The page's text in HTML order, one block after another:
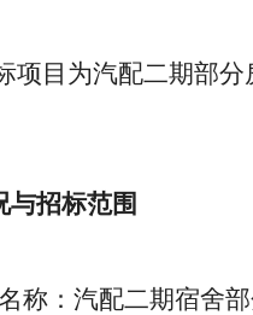
目为汽配二期部分
与招标范围
称：汽配二期宿舍